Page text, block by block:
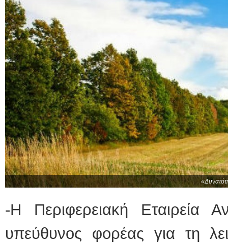
-Η Περιφερειακή Εταιρεία
υπεύθυνος φορέας για τη